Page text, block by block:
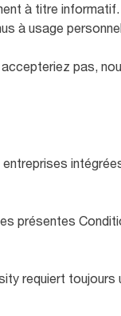
à titre
à usage
pas,
présentes
requiert toujours